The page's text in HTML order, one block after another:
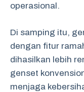
operasional.
Di samping itu,
dengan fitur
dihasilkan lebih
genset
menjaga